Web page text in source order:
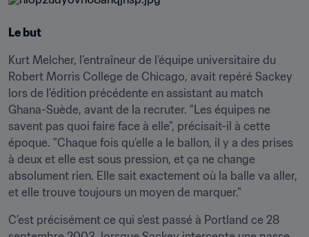
Le but
Kurt Melcher, l’entraîneur de l’équipe universitaire du
Robert Morris College de Chicago, avait repéré Sackey
lors de l’édition précédente en assistant au match
Ghana-Suède, avant de la recruter. "Les équipes ne
savent pas quoi faire face à elle", précisait-il à cette
époque. "Chaque fois qu’elle a le ballon, il y a des prises
à deux et elle est sous pression, et ça ne change
absolument rien. Elle sait exactement où la balle va aller,
et elle trouve toujours un moyen de marquer."
C’est précisément ce qui s’est passé à Portland ce 28